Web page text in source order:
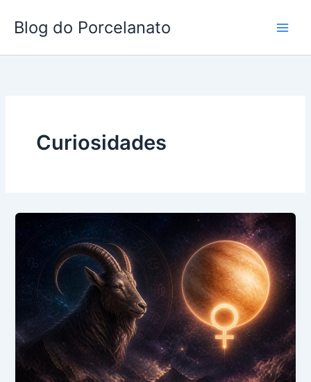
para
conteúdo
Blog do Porcelanato
Curiosidades